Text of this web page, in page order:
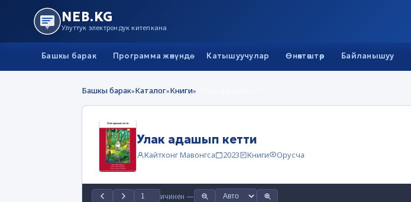
NEB.KG
Улуттук электрондук китепкана
Башкы барак Программа жөнүндө Катышуучулар Өнөктөштөр Байланышуу
Башкы барак»Каталог»Книги»
Улак адашып кетти
Кайтхонг Мавонгса 2023 Книги Орусча
ичинен —